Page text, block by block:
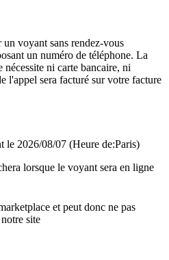
voyant sans rendez-vous
un numéro de téléphone. La
nécessite ni carte bancaire, ni
l'appel sera facturé sur votre facture
le 2026/08/07 (Heure de:Paris)
lorsque le voyant sera en ligne
et peut donc ne pas
site